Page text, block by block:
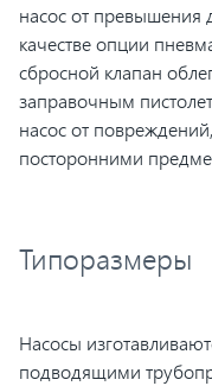
насос от превышения
качестве опции
сбросной клапан
заправочным
насос от
посторонними
Типоразмеры
Насосы
подводящими